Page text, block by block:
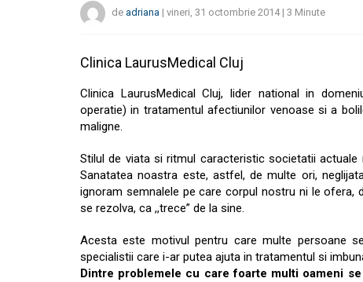
de adriana | vineri, 31 octombrie 2014| 3 Minute
Clinica LaurusMedical Cluj
Clinica LaurusMedical Cluj, lider national in
operatie) in tratamentul afectiunilor venoase si a
maligne.
Stilul de viata si ritmul caracteristic societatii
Sanatatea noastra este, astfel, de multe ori,
ignoram semnalele pe care corpul nostru ni le ofera,
se rezolva, ca ,,trece” de la sine.
Acesta este motivul pentru care multe persoane
specialistii care i-ar putea ajuta in tratamentul si
Dintre problemele cu care foarte multi oameni